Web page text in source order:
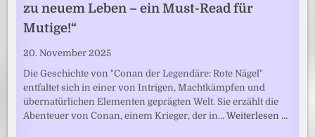
zu neuem Leben – ein Must-Read für
Mutige!“
20. November 2025
Die Geschichte von "Conan der Legendäre: Rote Nägel"
entfaltet sich in einer von Intrigen, Machtkämpfen und
übernatürlichen Elementen geprägten Welt. Sie erzählt die
Abenteuer von Conan, einem Krieger, der in…Weiterlesen …